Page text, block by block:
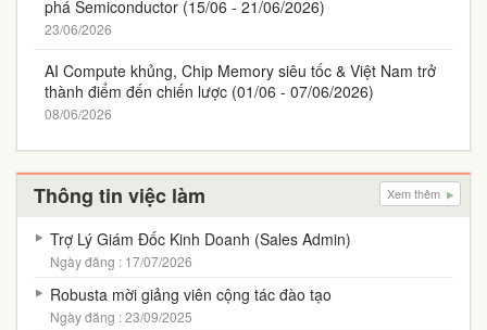
phá Semiconductor (15/06 - 21/06/2026)
23/06/2026
AI Compute khủng, Chip Memory siêu tốc & Việt Nam trở
thành điểm đến chiến lược (01/06 - 07/06/2026)
08/06/2026
Thông tin việc làm Xem thêm
Trợ Lý Giám Đốc Kinh Doanh (Sales Admin)
Ngày đăng : 17/07/2026
Robusta mời giảng viên cộng tác đào tạo
Ngày đăng : 23/09/2025